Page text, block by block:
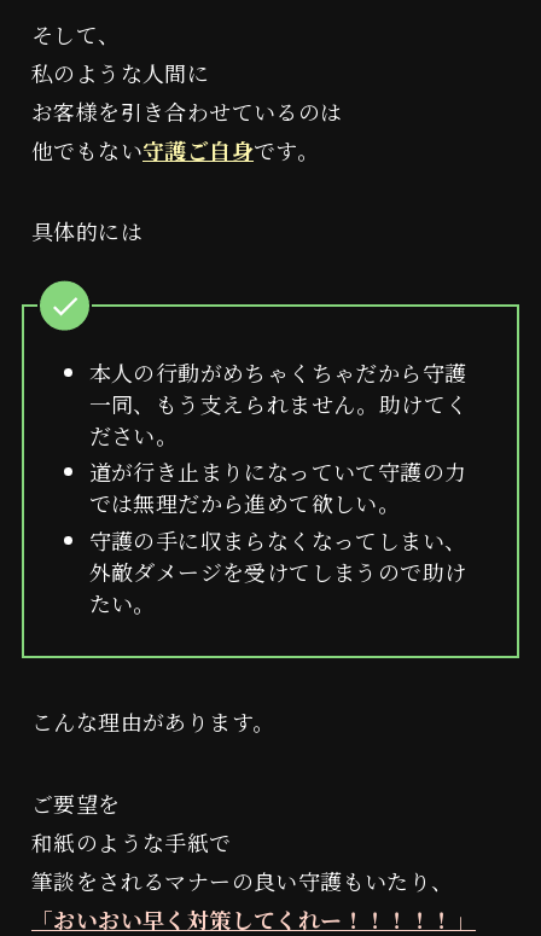
審査についてのご案内
波動を学ぶ
読み物
特定商取引に関する表示
そして、
私のような人間に
お客様を引き合わせているのは
他でもない守護ご自身です。
具体的には
本人の行動がめちゃくちゃだから守護
一同、もう支えられません。助けてく
ださい。
道が行き止まりになっていて守護の力
では無理だから進めて欲しい。
守護の手に収まらなくなってしまい、
外敵ダメージを受けてしまうので助け
たい。
こんな理由があります。
ご要望を
和紙のような手紙で
筆談をされるマナーの良い守護もいたり、
「おいおい早く対策してくれー！！！！！」